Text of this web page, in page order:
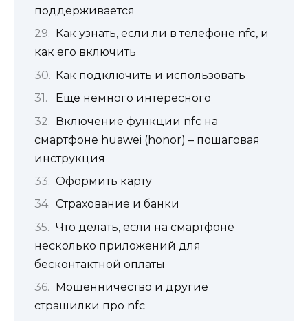
поддерживается
Как узнать, если ли в телефоне nfc, и
как его включить
Как подключить и использовать
Еще немного интересного
Включение функции nfc на
смартфоне huawei (honor) – пошаговая
инструкция
Оформить карту
Страхование и банки
Что делать, если на смартфоне
несколько приложений для
бесконтактной оплаты
Мошенничество и другие
страшилки про nfc